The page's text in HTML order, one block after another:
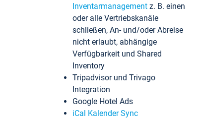
Inventarmanagement z. B. einen
oder alle Vertriebskanäle
schließen, An- und/oder Abreise
nicht erlaubt, abhängige
Verfügbarkeit und Shared
Inventory
Tripadvisor und Trivago
Integration
Google Hotel Ads
iCal Kalender Sync